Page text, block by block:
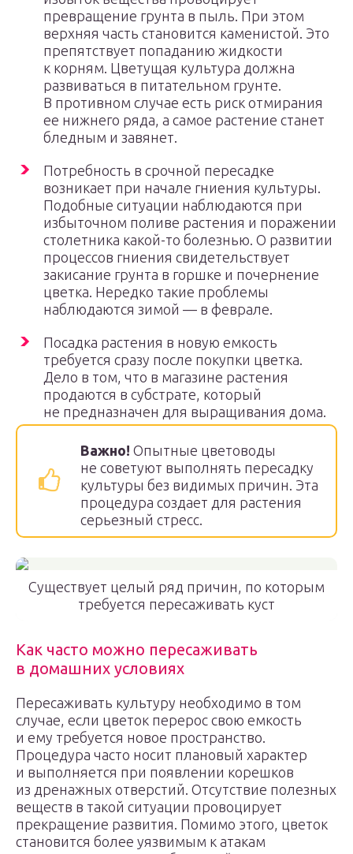
превращение грунта в пыль. При этом
верхняя часть становится каменистой. Это
препятствует попаданию жидкости
к корням. Цветущая культура должна
развиваться в питательном грунте.
В противном случае есть риск отмирания
ее нижнего ряда, а самое растение станет
бледным и завянет.
Потребность в срочной пересадке
возникает при начале гниения культуры.
Подобные ситуации наблюдаются при
избыточном поливе растения и поражении
столетника какой-то болезнью. О развитии
процессов гниения свидетельствует
закисание грунта в горшке и почернение
цветка. Нередко такие проблемы
наблюдаются зимой — в феврале.
Посадка растения в новую емкость
требуется сразу после покупки цветка.
Дело в том, что в магазине растения
продаются в субстрате, который
не предназначен для выращивания дома.
Важно! Опытные цветоводы
не советуют выполнять пересадку
культуры без видимых причин. Эта
процедура создает для растения
серьезный стресс.
Существует целый ряд причин, по которым
требуется пересаживать куст
Как часто можно пересаживать
в домашних условиях
Пересаживать культуру необходимо в том
случае, если цветок перерос свою емкость
и ему требуется новое пространство.
Процедура часто носит плановый характер
и выполняется при появлении корешков
из дренажных отверстий. Отсутствие полезных
веществ в такой ситуации провоцирует
прекращение развития. Помимо этого, цветок
становится более уязвимым к атакам